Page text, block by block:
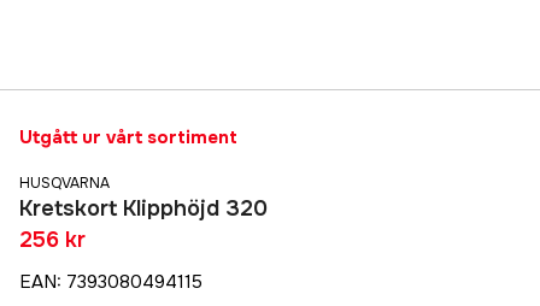
Utgått ur vårt sortiment
HUSQVARNA
Kretskort Klipphöjd 320
256 kr
EAN: 7393080494115